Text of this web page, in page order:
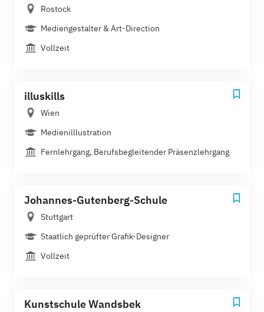
Rostock
Mediengestalter & Art-Direction
Vollzeit
illuskills
Wien
Medienilllustration
Fernlehrgang, Berufsbegleitender Präsenzlehrgang
Johannes-Gutenberg-Schule
Stuttgart
Staatlich geprüfter Grafik-Designer
Vollzeit
Kunstschule Wandsbek